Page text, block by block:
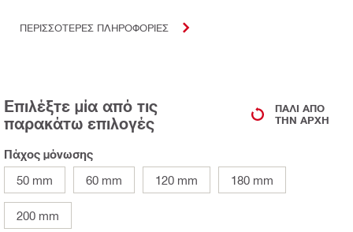
ΠΕΡΙΣΣΟΤΕΡΕΣ ΠΛΗΡΟΦΟΡΙΕΣ
Επιλέξτε μία από τις
παρακάτω επιλογές
ΠΆΛΙ ΑΠΌ
ΤΗΝ ΑΡΧΉ
Πάχος μόνωσης
50 mm
60 mm 120 mm 180 mm
200 mm